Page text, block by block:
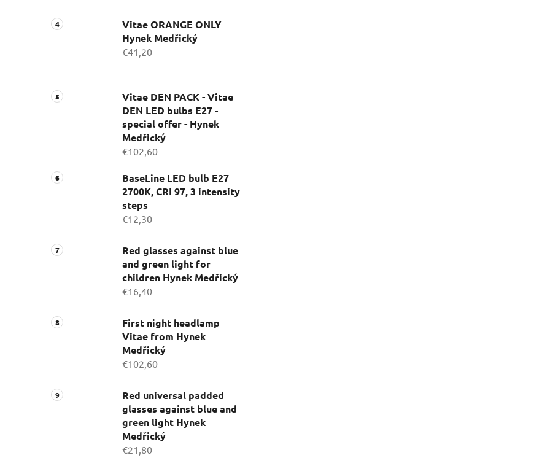
Vitae ORANGE ONLY
Hynek Medřický
€41,20
Vitae DEN PACK - Vitae
DEN LED bulbs E27 -
special offer - Hynek
Medřický
€102,60
BaseLine LED bulb E27
2700K, CRI 97, 3 intensity
steps
€12,30
Red glasses against blue
and green light for
children Hynek Medřický
€16,40
First night headlamp
Vitae from Hynek
Medřický
€102,60
Red universal padded
glasses against blue and
green light Hynek
Medřický
€21,80